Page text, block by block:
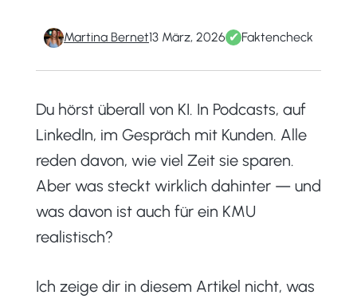
Martina Bernet13 März, 2026 ✔ Faktencheck
Du hörst überall von KI. In Podcasts, auf
LinkedIn, im Gespräch mit Kunden. Alle
reden davon, wie viel Zeit sie sparen.
Aber was steckt wirklich dahinter — und
was davon ist auch für ein KMU
realistisch?
Ich zeige dir in diesem Artikel nicht, was